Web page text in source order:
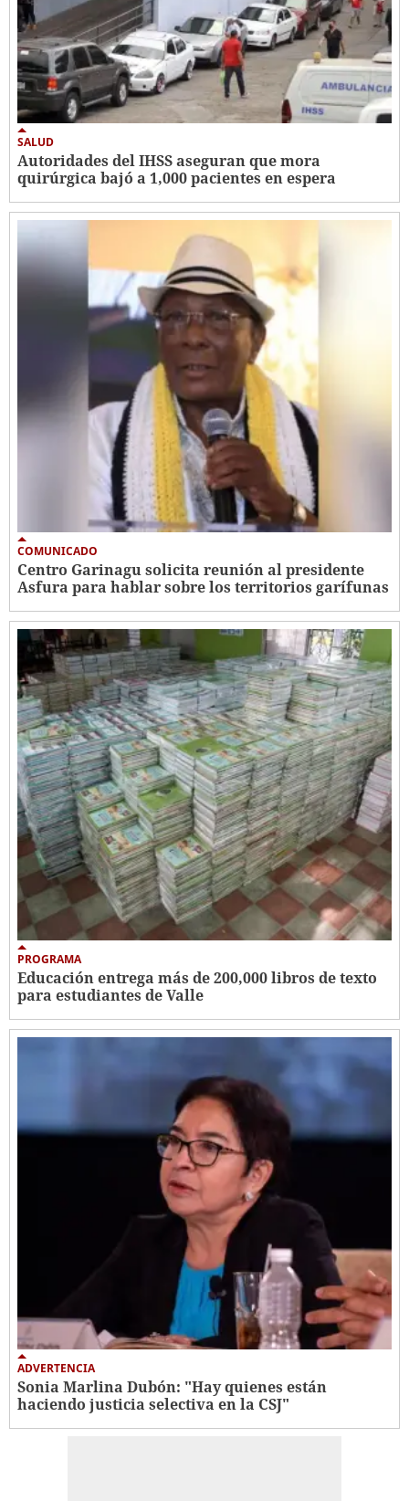
SALUD
Autoridades del IHSS aseguran que mora
quirúrgica bajó a 1,000 pacientes en espera
COMUNICADO
Centro Garinagu solicita reunión al presidente
Asfura para hablar sobre los territorios garífunas
PROGRAMA
Educación entrega más de 200,000 libros de texto
para estudiantes de Valle
ADVERTENCIA
Sonia Marlina Dubón: "Hay quienes están
haciendo justicia selectiva en la CSJ"